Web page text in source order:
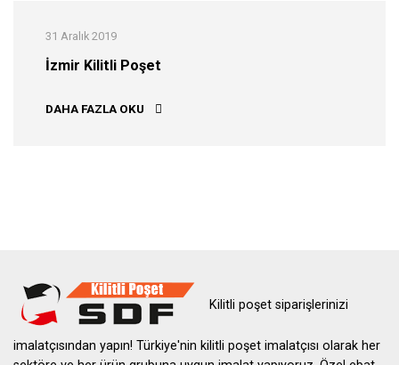
31 Aralık 2019
İzmir Kilitli Poşet
DAHA FAZLA OKU İZMIR KILITLI POŞET
Kilitli poşet siparişlerinizi
imalatçısından yapın! Türkiye'nin kilitli poşet imalatçısı olarak her